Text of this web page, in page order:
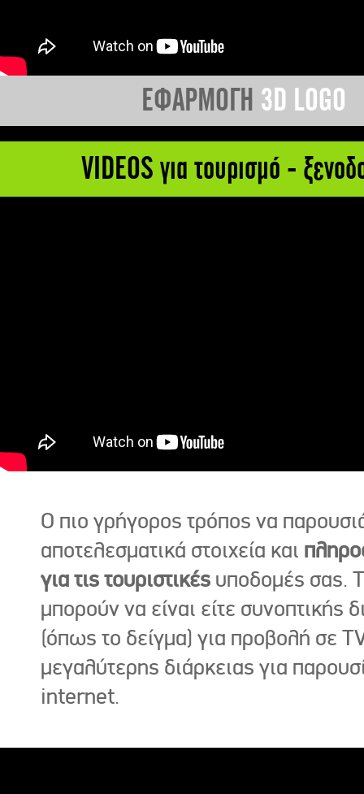
ΕΦΑΡΜΟΓΗ 3D LOGO
VIDEOS για τουρισμό -
Ο πιο γρήγορος τρόπος να
αποτελεσματικά στοιχεία και
για τις τουριστικές υποδομές σας.
μπορούν να είναι είτε συνοπτικής
(όπως το δείγμα) για προβολή σε
μεγαλύτερης διάρκειας για
internet.